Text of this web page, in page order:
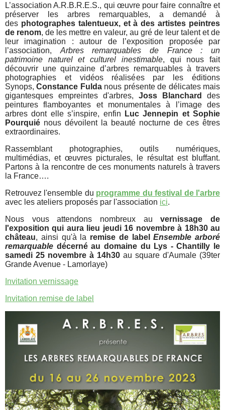
L’association A.R.B.R.E.S., qui œuvre pour faire connaître et
préserver les arbres remarquables, a demandé à
des photographes talentueux, et à des artistes peintres
de renom, de les mettre en valeur, au gré de leur talent et de
leur imagination : autour de l’exposition proposée par
l’association, Arbres remarquables de France : un
patrimoine naturel et culturel inestimable, qui nous fait
découvrir une quinzaine d’arbres remarquables à travers
photographies et vidéos réalisées par les éditions
Synops,Constance Fuldanous présente de délicates mais
gigantesques empreintes d'arbres, Joss Blanchard
des
peintures flamboyantes et monumentales à l’image des
arbres dont elle s’inspire, enfin
Luc Jennepin et Sophie
Pourquié nous dévoilent la beauté nocturne de ces êtres
extraordinaires.
Rassemblant photographies, outils numériques,
multimédias, et œuvres picturales, le résultat est bluffant.
Partons à la rencontre de ces monuments naturels à travers
la France….
Retrouvez l'ensemble du programme du festival de l'arbre
avec les ateliers proposés par l'association ici.
Nous vous attendons nombreux auvernissage de
l'exposition qui aura lieu jeudi 16 novembre à 18h30 au
château, ainsi qu'à la remise de labelEnsemble arboré
remarquable décerné au domaine du Lys - Chantilly le
samedi 25 novembre à 14h30 au square d'Aumale (39ter
Grande Avenue - Lamorlaye)
Invitation vernissage
Invitation remise de label